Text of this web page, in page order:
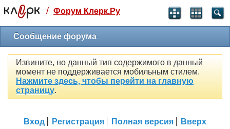
Святые угодники, Клерк без рекламы
прекрасен:)
месяц
3 месяца
₽
-10%
/ Форум Клерк.Ру
Сообщение форума
Извините, но данный тип содержимого в данный
момент не поддерживается мобильным стилем.
Нажмите здесь, чтобы перейти на главную
страницу.
Вход Регистрация Полная версия Вверх